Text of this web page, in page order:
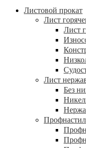
Листовой прокат
Лист
Лист
Лист
Без